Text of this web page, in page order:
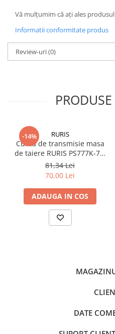
Vă mulțumim că ați ales
Informatii conformitate produs
Review-uri(0)
-14% RURIS
Curea de transmisie masa
de taiere RURIS PS777K-76,
pentru motocositori Ruris
DAC 777K
81,34 Lei
70,00 Lei
ADAUGA IN COS
DATE